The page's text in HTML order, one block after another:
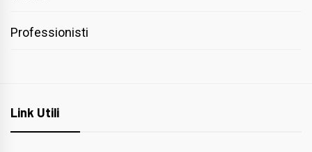
Professionisti
Link Utili